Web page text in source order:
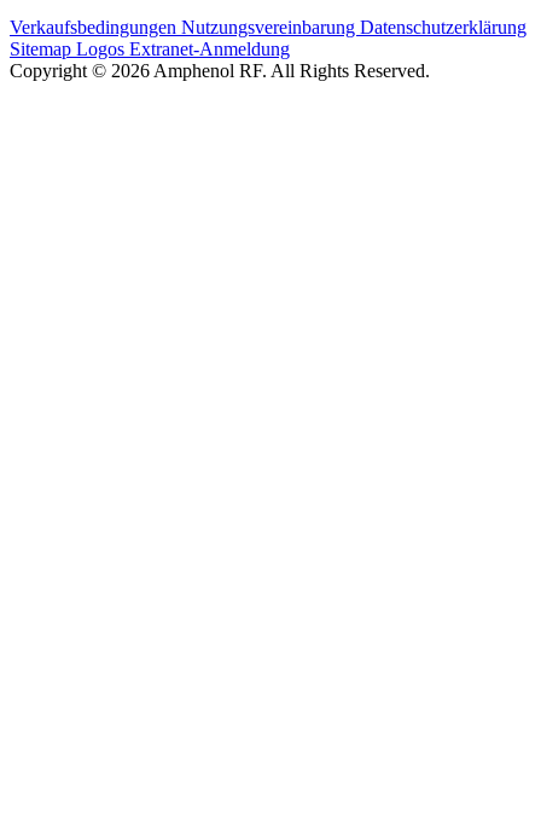
Verkaufsbedingungen Nutzungsvereinbarung Datenschutzerklärung
Sitemap Logos Extranet-Anmeldung
Copyright © 2026 Amphenol RF. All Rights Reserved.